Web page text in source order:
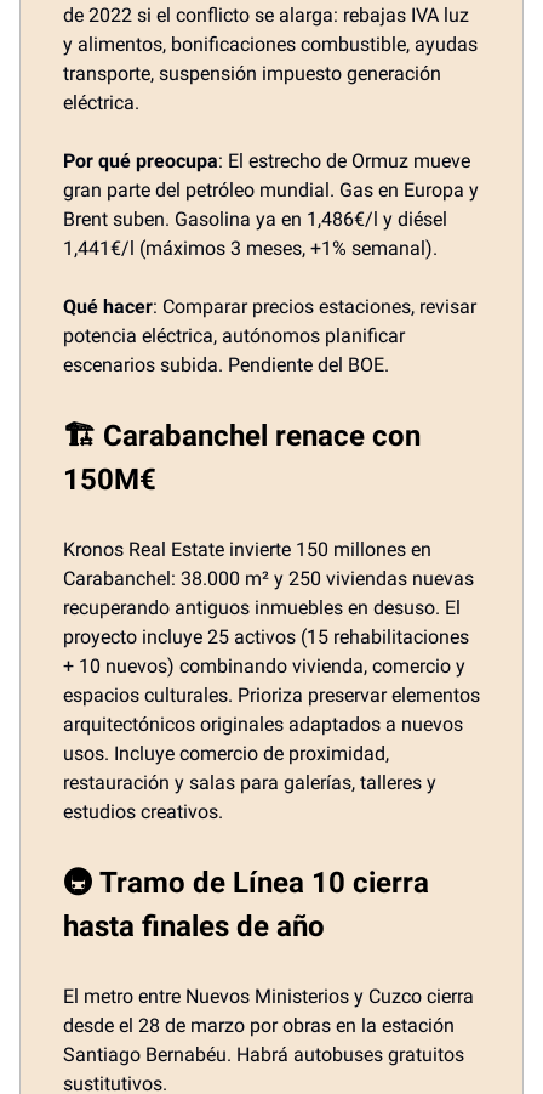
de 2022 si el conflicto se alarga: rebajas IVA luz
y alimentos, bonificaciones combustible, ayudas
transporte, suspensión impuesto generación
eléctrica.
Por qué preocupa: El estrecho de Ormuz mueve
gran parte del petróleo mundial. Gas en Europa y
Brent suben. Gasolina ya en 1,486€/l y diésel
1,441€/l (máximos 3 meses, +1% semanal).
Qué hacer: Comparar precios estaciones, revisar
potencia eléctrica, autónomos planificar
escenarios subida. Pendiente del BOE.
🏗️ Carabanchel renace con
150M€
Kronos Real Estate invierte 150 millones en
Carabanchel: 38.000 m² y 250 viviendas nuevas
recuperando antiguos inmuebles en desuso. El
proyecto incluye 25 activos (15 rehabilitaciones
+ 10 nuevos) combinando vivienda, comercio y
espacios culturales. Prioriza preservar elementos
arquitectónicos originales adaptados a nuevos
usos. Incluye comercio de proximidad,
restauración y salas para galerías, talleres y
estudios creativos.
🚇 Tramo de Línea 10 cierra
hasta finales de año
El metro entre Nuevos Ministerios y Cuzco cierra
desde el 28 de marzo por obras en la estación
Santiago Bernabéu. Habrá autobuses gratuitos
sustitutivos.